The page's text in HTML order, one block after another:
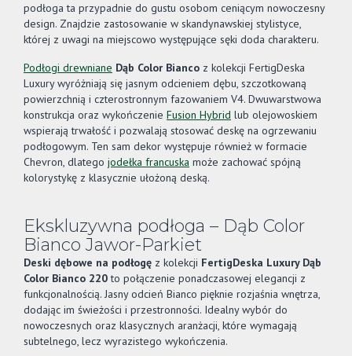
podłoga ta przypadnie do gustu osobom ceniącym nowoczesny
design. Znajdzie zastosowanie w skandynawskiej stylistyce,
której z uwagi na miejscowo występujące sęki doda charakteru.
Podłogi drewniane Dąb Color Bianco z kolekcji FertigDeska
Luxury wyróżniają się jasnym odcieniem dębu, szczotkowaną
powierzchnią i czterostronnym fazowaniem V4. Dwuwarstwowa
konstrukcja oraz wykończenie Fusion Hybrid lub olejowoskiem
wspierają trwałość i pozwalają stosować deskę na ogrzewaniu
podłogowym. Ten sam dekor występuje również w formacie
Chevron, dlatego jodełka francuska może zachować spójną
kolorystykę z klasycznie ułożoną deską.
Ekskluzywna podłoga – Dąb Color
Bianco Jawor-Parkiet
Deski dębowe na podłogę z kolekcji FertigDeska Luxury Dąb
Color Bianco 220to połączenie ponadczasowej elegancji z
funkcjonalnością. Jasny odcień Bianco pięknie rozjaśnia wnętrza,
dodając im świeżości i przestronności. Idealny wybór do
nowoczesnych oraz klasycznych aranżacji, które wymagają
subtelnego, lecz wyrazistego wykończenia.